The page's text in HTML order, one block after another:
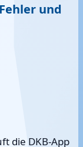
und
die DKB-App